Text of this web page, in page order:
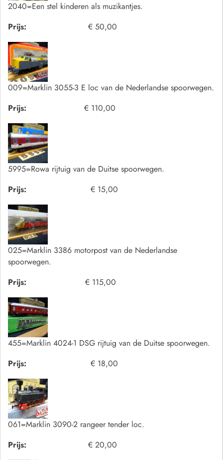
2040=Een stel kinderen als muzikantjes.
Prijs:
€ 50,00
009=Marklin 3055-3 E loc van de Nederlandse spoorwegen.
Prijs:
€ 110,00
5995=Rowa rijtuig van de Duitse spoorwegen.
Prijs:
€ 15,00
025=Marklin 3386 motorpost van de Nederlandse
spoorwegen.
Prijs:
€ 115,00
455=Marklin 4024-1 DSG rijtuig van de Duitse spoorwegen.
Prijs:
€ 18,00
061=Marklin 3090-2 rangeer tender loc.
Prijs:
€ 20,00